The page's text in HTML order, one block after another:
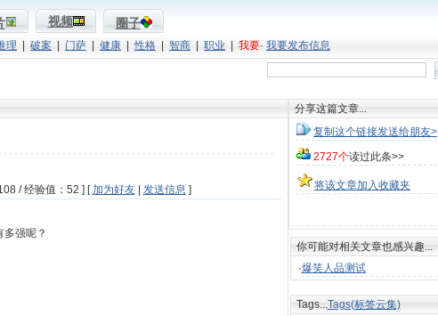
视频 圈子
理 破案 门萨 健康 性格 智商 职业 我要· 我要发布信息
/ 经验值：52 ] [加为好友| 发送信息 ]
强呢？
分享这篇文章...
复制这个链接发送给朋友>
2727个读过此条>>
将该文章加入收藏夹
你可能对相关文章也感兴趣...
·爆笑人品测试
Tags...Tags(标签云集)